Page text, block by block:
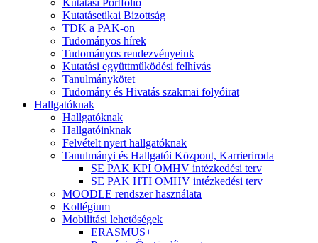
Kutatásetikai Bizottság
TDK a PAK-on
Tudományos hírek
Tudományos rendezvényeink
Kutatási együttműködési felhívás
Tanulmánykötet
Tudomány és Hivatás szakmai folyóirat
Hallgatóknak
Hallgatóknak
Hallgatóinknak
Felvételt nyert hallgatóknak
Tanulmányi és Hallgatói Központ, Karrieriroda
SE PAK KPI OMHV intézkedési terv
SE PAK HTI OMHV intézkedési terv
MOODLE rendszer használata
Kollégium
Mobilitási lehetőségek
ERASMUS+